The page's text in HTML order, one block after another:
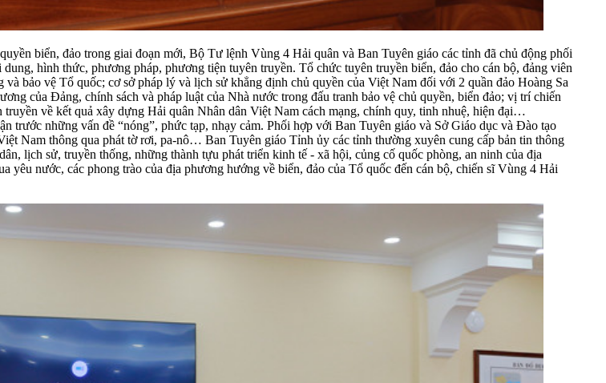
biển, đảo trong giai đoạn mới, Bộ Tư lệnh Vùng 4 Hải quân và Ban Tuyên giáo các tỉnh đã chủ động phối
hình thức, phương pháp, phương tiện tuyên truyền. Tổ chức tuyên truyền biển, đảo cho cán bộ, đảng viên
bảo vệ Tổ quốc; cơ sở pháp lý và lịch sử khẳng định chủ quyền của Việt Nam đối với 2 quần đảo Hoàng Sa
của Đảng, chính sách và pháp luật của Nhà nước trong đấu tranh bảo vệ chủ quyền, biển đảo; vị trí chiến
về kết quả xây dựng Hải quân Nhân dân Việt Nam cách mạng, chính quy, tinh nhuệ, hiện đại…
trước những vấn đề “nóng”, phức tạp, nhạy cảm. Phối hợp với Ban Tuyên giáo và Sở Giáo dục và Đào tạo
Nam thông qua phát tờ rơi, pa-nô… Ban Tuyên giáo Tỉnh ủy các tỉnh thường xuyên cung cấp bản tin thông
lịch sử, truyền thống, những thành tựu phát triển kinh tế - xã hội, củng cố quốc phòng, an ninh của địa
nước, các phong trào của địa phương hướng về biển, đảo của Tổ quốc đến cán bộ, chiến sĩ Vùng 4 Hải